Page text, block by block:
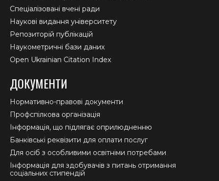
Спеціалізовані вчені ради
Наукові видання університету
Репозиторій публікацій
Наукометричні бази даних
Open Ukrainian Citation Index
ДОКУМЕНТИ
Нормативно-правові документи
Профспілкова організація
Інформація, що підлягає оприлюдненню
Банківські реквізити для оплати послуг
Для осіб з особливими освітніми потребами
Інформація для здобувачів з питань отримання
соціальних стипендій